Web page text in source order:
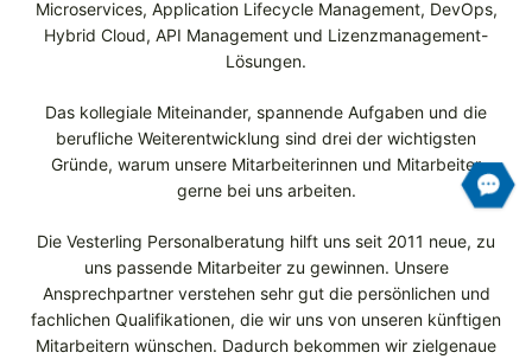
Microservices, Application Lifecycle Management, DevOps,
Hybrid Cloud, API Management und Lizenzmanagement-
Lösungen.
Das kollegiale Miteinander, spannende Aufgaben und die
berufliche Weiterentwicklung sind drei der wichtigsten
Gründe, warum unsere Mitarbeiterinnen und Mitarbeiter
gerne bei uns arbeiten.
Die Vesterling Personalberatung hilft uns seit 2011 neue, zu
uns passende Mitarbeiter zu gewinnen. Unsere
Ansprechpartner verstehen sehr gut die persönlichen und
fachlichen Qualifikationen, die wir uns von unseren künftigen
Mitarbeitern wünschen. Dadurch bekommen wir zielgenaue